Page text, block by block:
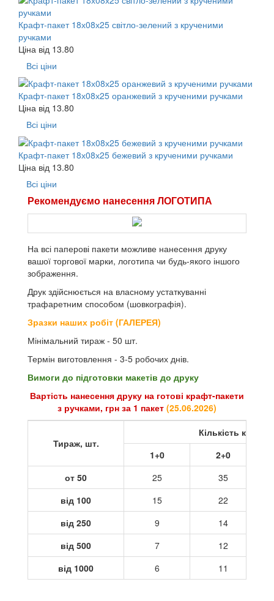
Крафт-пакет 18х08х25 світло-зелений з крученими
ручками
Ціна від 13.80
Всі ціни
Крафт-пакет 18х08х25 оранжевий з крученими ручками
Ціна від 13.80
Всі ціни
Крафт-пакет 18х08х25 бежевий з крученими ручками
Ціна від 13.80
Всі ціни
Рекомендуємо нанесення ЛОГОТИПА
На всі паперові пакети можливе нанесення друку
вашої торгової марки, логотипа чи будь-якого іншого
зображення.
Друк здійснюється на власному устаткуванні
трафаретним способом (шовкографія).
Зразки наших робіт (ГАЛЕРЕЯ)
Мінімальний тираж - 50 шт.
Термін виготовлення - 3-5 робочих днів.
Вимоги до підготовки макетів до друку
Вартість нанесення друку на готові крафт-пакети
з ручками, грн за 1 пакет (25.06.2026)
Тираж, шт.
Кількість
1+0
2+0
от 50
25
35
від 100
15
22
від 250
9
14
від 500
7
12
від 1000
6 11